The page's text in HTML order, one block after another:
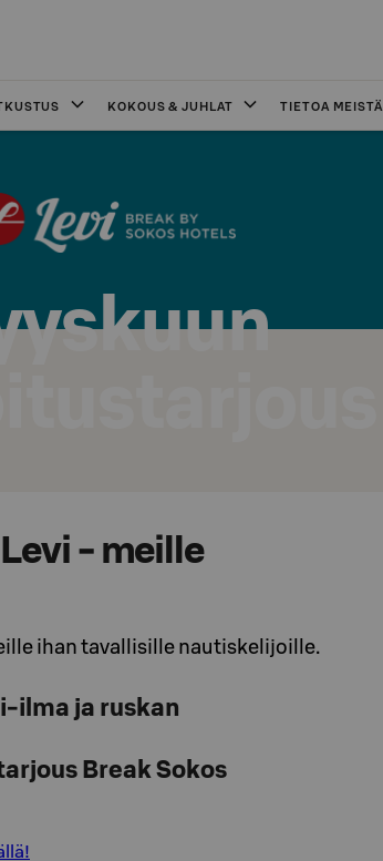
KOKOUS & JUHLAT TIETOA MEISTÄ
- meille
ihan tavallisille nautiskelijoille.
ilma ja ruskan
Break Sokos